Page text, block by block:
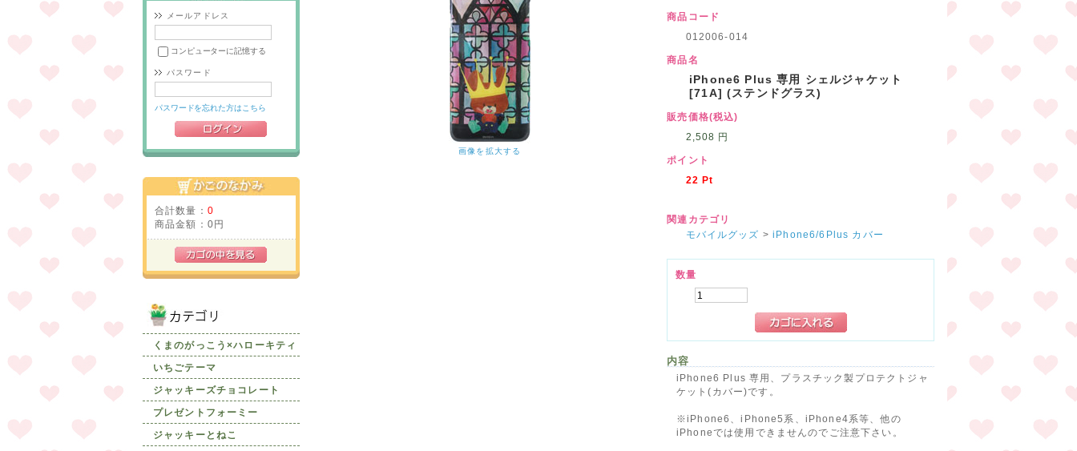
メールアドレス
コンピューターに記憶する
パスワード
パスワードを忘れた方はこちら
合計数量： 0
商品金額： 0円
くまのがっこう×ハローキティ
いちごテーマ
ジャッキーズチョコレート
プレゼントフォーミー
ジャッキーとねこ
画像を拡大する
商品コード
012006-014
商品名
iPhone6 Plus 専用 シェルジャケット
[71A] (ステンドグラス)
販売価格(税込)
2,508 円
ポイント
22 Pt
関連カテゴリ
モバイルグッズ >iPhone6/6Plus カバー
数量
内容
iPhone6 Plus 専用、プラスチック製プロテクトジャ
ケット(カバー)です。
※iPhone6、iPhone5系、iPhone4系等、他の
iPhoneでは使用できませんのでご注意下さい。